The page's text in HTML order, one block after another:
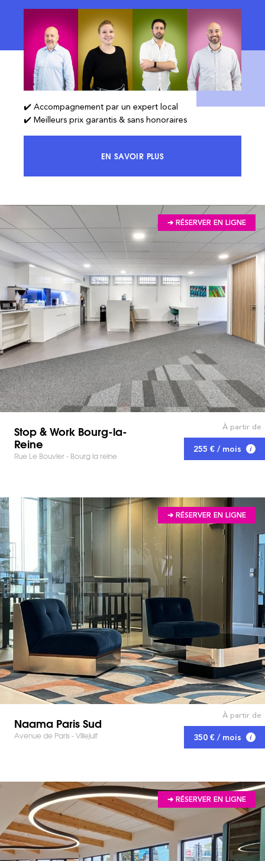
✔️ Accompagnement par un expert local
✔️ Meilleurs prix garantis & sans honoraires
EN SAVOIR PLUSACCÉDEZ À 100% DU MARCHÉ ET
➔ RÉSERVER EN LIGNE
Stop & Work Bourg-la-
Reine
Rue Le Bouvier - Bourg la reine
À partir de
255 € / mois
➔ RÉSERVER EN LIGNE
Naama Paris Sud
Avenue de Paris - Villejuif
À partir de
350 € / mois
➔ RÉSERVER EN LIGNE